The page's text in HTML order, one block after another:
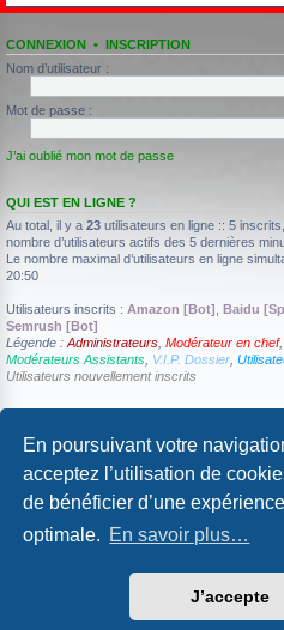
En poursuivant votre
acceptez l’utilisation de
de bénéficier d’une
optimale. En savoir plus…
J’accepte
CONNEXION • INSCRIPTION
Nom d’utilisateur :
Mot de passe :
J’ai oublié mon mot de passe
QUI EST EN LIGNE ?
Au total, il y a 23 utilisateurs en ligne :: 5
nombre d’utilisateurs actifs des 5 dernières
Le nombre maximal d’utilisateurs en ligne
20:50
Utilisateurs inscrits : Amazon [Bot] Baidu
Semrush [Bot]
Légende : Administrateurs Modérateur en chef,
Modérateurs Assistants V.I.P. Dossier
Utilisateurs nouvellement inscrits
Aucun membre ne fête son anniversaire
STATISTIQUES
92536messages •4602 sujets •440membres
phpBB® Forum